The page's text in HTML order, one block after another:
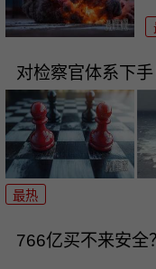
对检察官体系下
最热
766亿买不来安全